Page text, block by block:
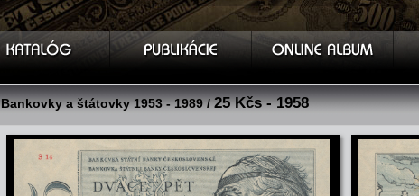
Bankovky a štátovky 1953 - 1989 /25 Kčs - 1958